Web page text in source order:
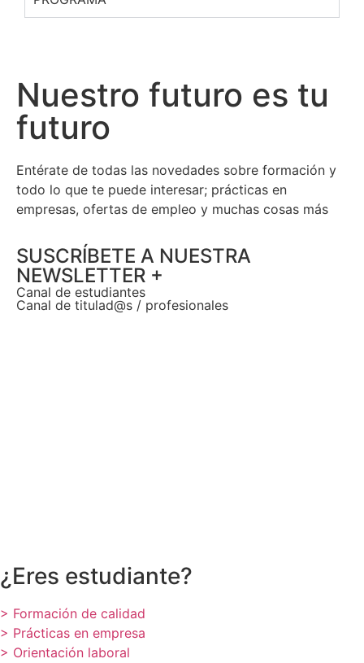
Nuestro futuro es tu
futuro
Entérate de todas las novedades sobre formación y
todo lo que te puede interesar; prácticas en
empresas, ofertas de empleo y muchas cosas más
SUSCRÍBETE A NUESTRA
NEWSLETTER +​
Canal de estudiantes
Canal de titulad@s / profesionales
¿Eres estudiante?
> Formación de calidad
> Prácticas en empresa
> Orientación laboral